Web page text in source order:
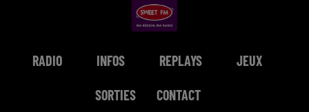
RADIO INFOS REPLAYS JEUX
SORTIES CONTACT